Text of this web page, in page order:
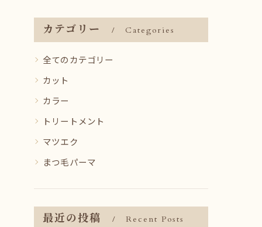
カテゴリー Categories
全てのカテゴリー
カット
カラー
トリートメント
マツエク
まつ毛パーマ
最近の投稿 Recent Posts